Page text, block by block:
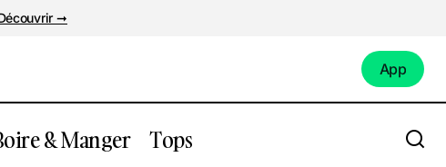
➞
App
& Manger Tops